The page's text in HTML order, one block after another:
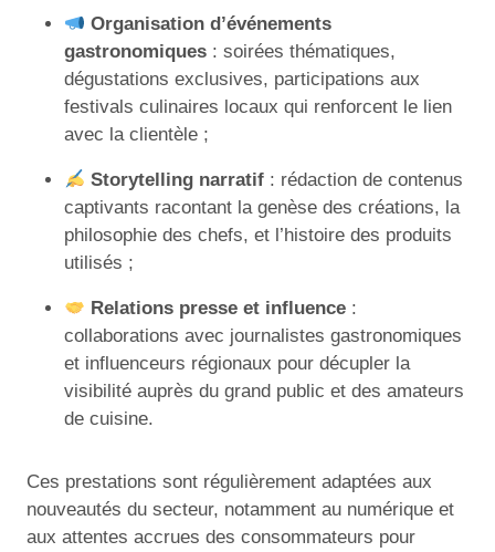
Organisation d’événements
gastronomiques : soirées thématiques,
dégustations exclusives, participations aux
festivals culinaires locaux qui renforcent le lien
avec la clientèle ;
Storytelling narratif : rédaction de contenus
captivants racontant la genèse des créations, la
philosophie des chefs, et l’histoire des produits
utilisés ;
Relations presse et influence :
collaborations avec journalistes gastronomiques
et influenceurs régionaux pour décupler la
visibilité auprès du grand public et des amateurs
de cuisine.
Ces prestations sont régulièrement adaptées aux
nouveautés du secteur, notamment au numérique et
aux attentes accrues des consommateurs pour